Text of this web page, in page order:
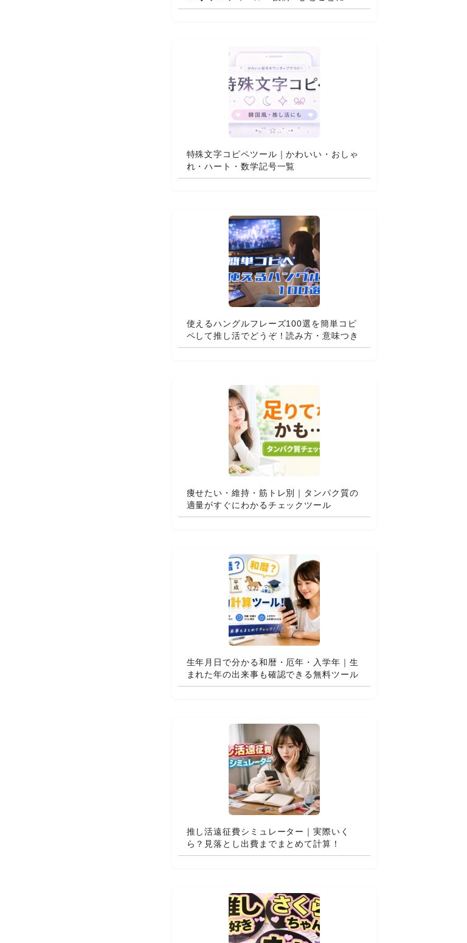
特殊文字コピペツール｜かわいい・おしゃ
れ・ハート・数学記号一覧
使えるハングルフレーズ100選を簡単コピ
ペして推し活でどうぞ！読み方・意味つき
痩せたい・維持・筋トレ別｜タンパク質の
適量がすぐにわかるチェックツール
生年月日で分かる和暦・厄年・入学年｜生
まれた年の出来事も確認できる無料ツール
推し活遠征費シミュレーター｜実際いく
ら？見落とし出費までまとめて計算！